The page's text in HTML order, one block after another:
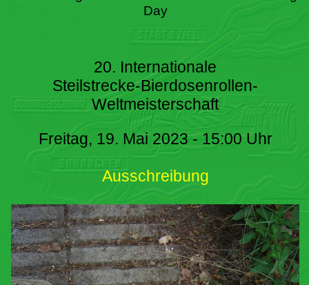
Day
20. Internationale
Steilstrecke-Bierdosenrollen-
Weltmeisterschaft
Freitag, 19. Mai 2023 - 15:00 Uhr
Ausschreibung